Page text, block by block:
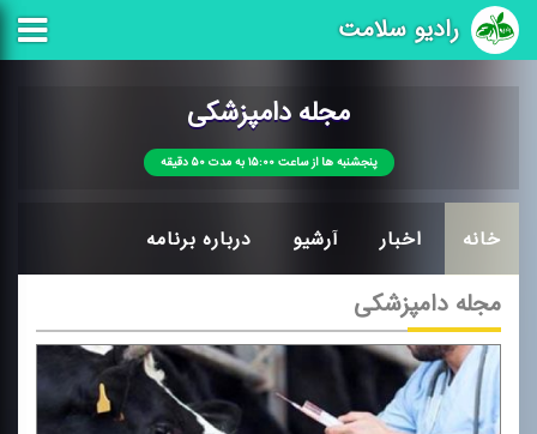
رادیو سلامت
مجله دامپزشكی
پنجشنبه ها از ساعت ۱۵:۰۰ به مدت ۵۰ دقیقه
خانه اخبار آرشیو درباره برنامه
مجله دامپزشكی